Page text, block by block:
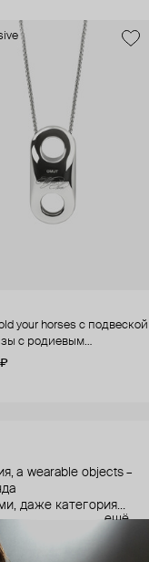
your horses с подвеской
с родиевым
с гравировкой
₽
а wearable objects –
даже категориями
на тело). В
но всегда с
шипованные
ещё